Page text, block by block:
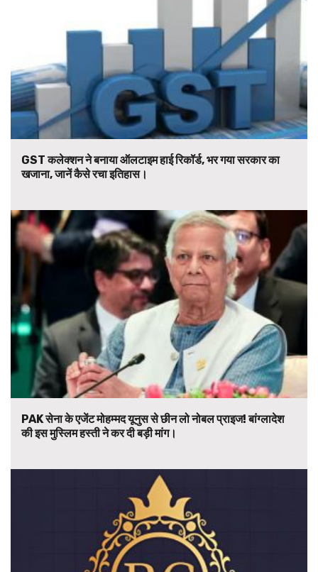
GST कलेक्शन ने बनाया ऑलटाइम हाई रिकॉर्ड, भर गया सरकार का
खजाना, जानें कैसे रचा इतिहास।
PAK सेना के एजेंट मोहम्मद यूनुस से छीन लो नोबल प्राइज! बांग्लादेश
की इस मुस्लिम हस्ती ने कर दी बड़ी मांग।